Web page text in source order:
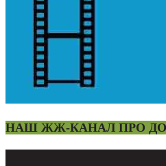
НАШ ЖЖ-КАНАЛ ПРО